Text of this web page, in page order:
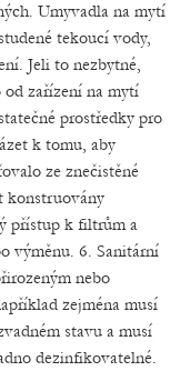
Umyvadla na mytí
tekoucí vody,
Jeli to nezbytné,
zařízení na mytí
prostředky pro
k tomu, aby
ze znečistěné
konstruovány
přístup k filtrům a
výměnu. 6. Sanitární
nebo
zejména musí
stavu a musí
dezinfikovatelné.